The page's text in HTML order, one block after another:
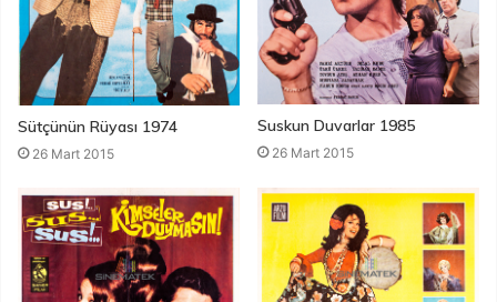
Sütçünün Rüyası 1974
26 Mart 2015
Suskun Duvarlar 1985
26 Mart 2015